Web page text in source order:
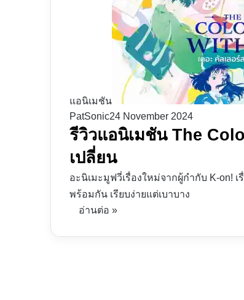
แอนิเมชัน
PatSonic24 November 2024
รีวิวแอนิเมชัน The
เปลี่ยน
อะนิเมะมูฟวี่เรื่องใหม่จากผู้กำกับ K-on!
พร้อมกัน เรียบง่ายแต่เบาบาง
อ่านต่อ »